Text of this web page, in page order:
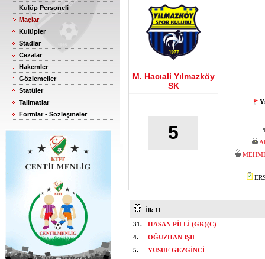
Kulüp Personeli
Maçlar
Kulüpler
Stadlar
Cezalar
Hakemler
Gözlemciler
Statüler
Talimatlar
Formlar - Sözleşmeler
M. Hacıali Yılmazköy
SK
5
İlk 11
31.
HASAN PİLLİ (GK)(C)
4.
OĞUZHAN IŞIL
5.
YUSUF GEZGİNCİ